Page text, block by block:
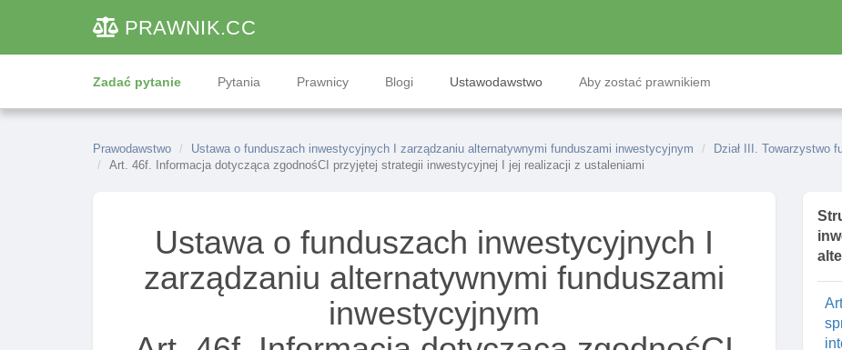
PRAWNIK.CC
Zadać pytanie Pytania Prawnicy Blogi Ustawodawstwo Aby zostać prawnikiem
Prawodawstwo Ustawa o funduszach inwestycyjnych I zarządzaniu alternatywnymi funduszami inwestycyjnym
Dział III. Towarzystwo
Art. 46f. Informacja dotycząca zgodnośCI przyjętej strategii inwestycyjnej I jej realizacji z ustaleniami
Ustawa o funduszach inwestycyjnych I
zarządzaniu alternatywnymi funduszami
inwestycyjnym